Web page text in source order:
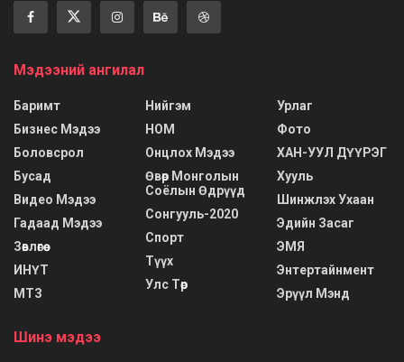
Мэдээний ангилал
Баримт
Бизнес Мэдээ
Боловсрол
Бусад
Видео Мэдээ
Гадаад Мэдээ
Зөвлөгөө
ИНҮТ
МТЗ
Нийгэм
НОМ
Онцлох Мэдээ
Өвөр Монголын
Соёлын Өдрүүд
Сонгууль-2020
Спорт
Түүх
Улс Төр
Урлаг
Фото
ХАН-УУЛ ДҮҮРЭГ
Хууль
Шинжлэх Ухаан
Эдийн Засаг
ЭМЯ
Энтертайнмент
Эрүүл Мэнд
Шинэ мэдээ